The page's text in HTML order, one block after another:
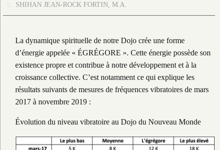
SHIHAN JEAN-ROCK FORTIN, M.A.
La dynamique spirituelle de notre Dojo crée une forme
d’énergie appelée « ÉGRÉGORE ». Cette énergie possède son
existence propre et contribue à notre développement et à la
croissance collective. C’est notamment ce qui explique les
résultats suivants de mesures de fréquences vibratoires de mars
2017 à novembre 2019 :
Évolution du niveau vibratoire au Dojo du Nouveau Monde